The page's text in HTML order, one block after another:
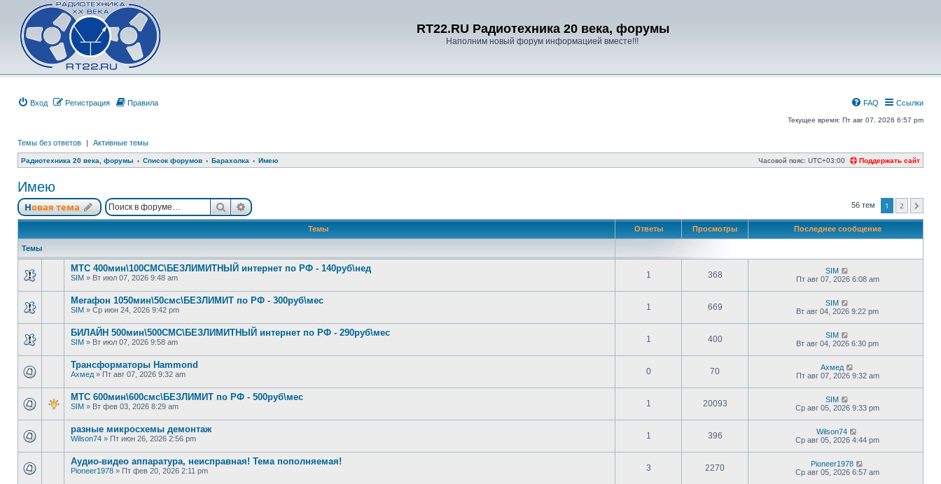
RT22.RU Радиотехника 20 века, форумы
Наполним новый форум информацией вместе!!!
Вход Регистрация Ссылки
FAQ
Правила
Текущее время: Пт авг 07, 2026 6:57 pm
Темы без ответов | Активные темы
Радиотехника 20 века, форумы Список форумов Барахолка Имею Поддержать сайт
Часовой пояс: UTC+03:00
Имею
Новая тема ПоискРасширенный поиск 56 тем 1 2
Темы Ответы Просмотры Последнее сообщение
Темы
МТС 400мин\100СМС\БЕЗЛИМИТНЫЙ интернет по РФ - 140руб\нед
SIM » Вт июл 07, 2026 9:48 am 1 368
SIM
Пт авг 07, 2026 6:08 am
Мегафон 1050мин\50смс\БЕЗЛИМИТ по РФ - 300руб\мес
SIM » Ср июн 24, 2026 9:42 pm 1 669
SIM
Вт авг 04, 2026 9:22 pm
БИЛАЙН 500мин\500СМС\БЕЗЛИМИТНЫЙ интернет по РФ - 290руб\мес
SIM » Вт июл 07, 2026 9:58 am 1 400
SIM
Вт авг 04, 2026 6:30 pm
Трансформаторы Hammond
Ахмед » Пт авг 07, 2026 9:32 am 0 70
Ахмед
Пт авг 07, 2026 9:32 am
МТС 600мин\600смс\БЕЗЛИМИТ по РФ - 500руб\мес
SIM » Вт фев 03, 2026 8:29 am 1 20093
SIM
Ср авг 05, 2026 9:33 pm
разные микросхемы демонтаж
Wilson74 » Пт июн 26, 2026 2:56 pm 1 396
Wilson74
Ср авг 05, 2026 4:44 pm
Аудио-видео аппаратура, неисправная! Тема пополняемая!
Pioneer1978 » Пт фев 20, 2026 2:11 pm 3 2270
Pioneer1978
Ср авг 05, 2026 6:57 am